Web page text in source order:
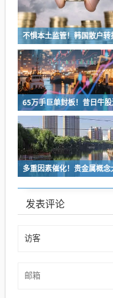
发表评论